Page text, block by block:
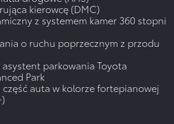
kierowcę (DMC)
z systemem kamer 360 stopni
o ruchu poprzecznym z przodu
parkowania Toyota
Park
auta w kolorze fortepianowej